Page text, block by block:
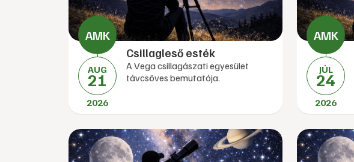
AUG
21
2026
Csillagleső esték
A Vega csillagászati egyesület
távcsöves bemutatója.
JÚL
24
2026